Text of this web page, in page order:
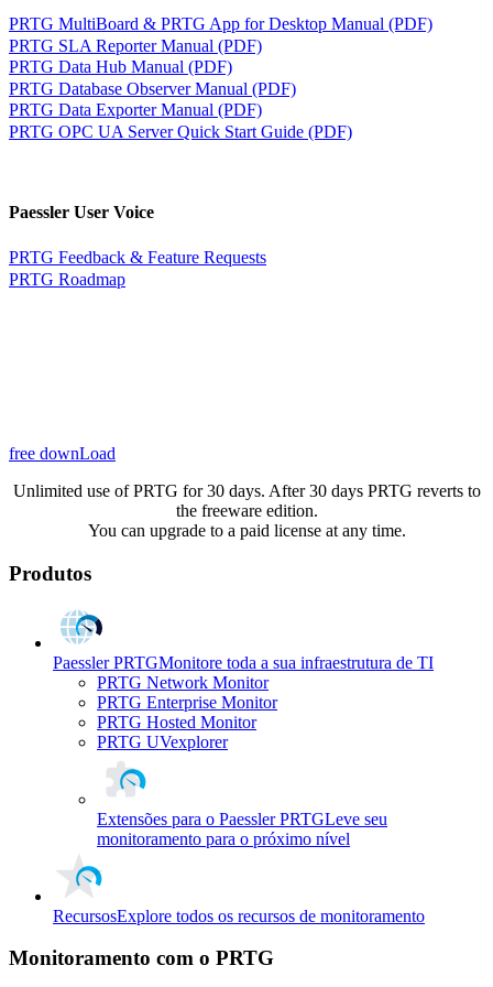
PRTG MultiBoard & PRTG App for Desktop Manual (PDF)
PRTG SLA Reporter Manual (PDF)
PRTG Data Hub Manual (PDF)
PRTG Database Observer Manual (PDF)
PRTG Data Exporter Manual (PDF)
PRTG OPC UA Server Quick Start Guide (PDF)
Paessler User Voice
PRTG Feedback & Feature Requests
PRTG Roadmap
free downLoad
Unlimited use of PRTG for 30 days. After 30 days PRTG reverts to
the freeware edition.
You can upgrade to a paid license at any time.
Produtos
Paessler PRTGMonitore toda a sua infraestrutura de TI
PRTG Network Monitor
PRTG Enterprise Monitor
PRTG Hosted Monitor
PRTG UVexplorer
Extensões para o Paessler PRTGLeve seu
monitoramento para o próximo nível
RecursosExplore todos os recursos de monitoramento
Monitoramento com o PRTG